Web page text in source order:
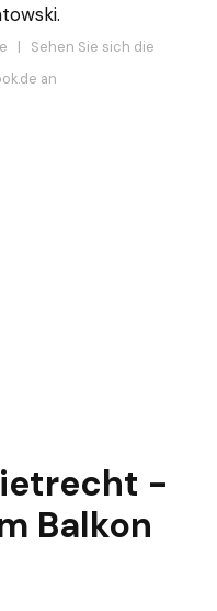
| Sehen Sie sich die
an
-
Balkon